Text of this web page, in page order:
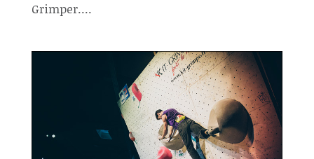
Grimper....